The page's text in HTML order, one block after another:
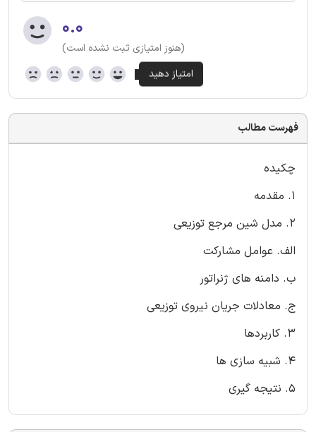
۰.۰
(هنوز امتیازی ثبت نشده است)
فهرست مطالب
چکیده
1. مقدمه
2. مدل شین مرجع توزیعی
الف. عوامل مشارکت
ب. دامنه های ژنراتور
ج. معادلات جریان نیروی توزیعی
3. کاربردها
4. شبیه سازی ها
5. نتیجه گیری